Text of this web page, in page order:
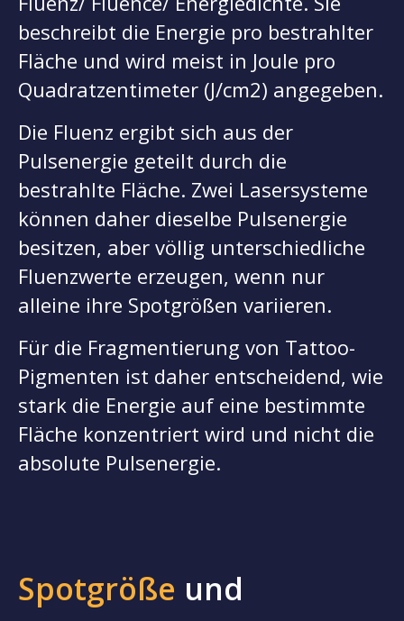
beschreibt die Energie pro bestrahlter
Fläche und wird meist in Joule pro
Quadratzentimeter (J/cm2) angegeben.
Die Fluenz ergibt sich aus der
Pulsenergie geteilt durch die
bestrahlte Fläche. Zwei Lasersysteme
können daher dieselbe Pulsenergie
besitzen, aber völlig unterschiedliche
Fluenzwerte erzeugen, wenn nur
alleine ihre Spotgrößen variieren.
Für die Fragmentierung von Tattoo-
Pigmenten ist daher entscheidend, wie
stark die Energie auf eine bestimmte
Fläche konzentriert wird und nicht die
absolute Pulsenergie.
Spotgröße und